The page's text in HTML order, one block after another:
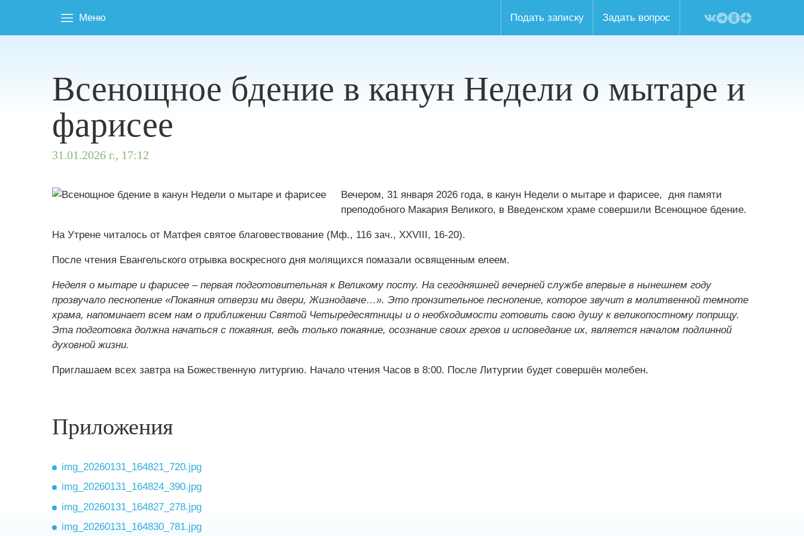
Меню Подать записку Задать вопрос
Всенощное бдение в канун Недели о мытаре и
фарисее
31.01.2026 г., 17:12
Вечером, 31 января 2026 года, в канун Недели о мытаре и фарисее, дня памяти
преподобного Макария Великого, в Введенском храме совершили Всенощное бдение.
На Утрене читалось от Матфея святое благовествование (Мф., 116 зач., XXVIII, 16-20).
После чтения Евангельского отрывка воскресного дня молящихся помазали освященным елеем.
Неделя о мытаре и фарисее – первая подготовительная к Великому посту. На сегодняшней вечерней службе впервые в нынешнем году
прозвучало песнопение «Покаяния отверзи ми двери, Жизнодавче…». Это пронзительное песнопение, которое звучит в молитвенной темноте
храма, напоминает всем нам о приближении Святой Четыредесятницы и о необходимости готовить свою душу к великопостному поприщу.
Эта подготовка должна начаться с покаяния, ведь только покаяние, осознание своих грехов и исповедание их, является началом подлинной
духовной жизни.
Приглашаем всех завтра на Божественную литургию. Начало чтения Часов в 8:00. После Литургии будет совершён молебен.
Приложения
img_20260131_164821_720.jpg
img_20260131_164824_390.jpg
img_20260131_164827_278.jpg
img_20260131_164830_781.jpg